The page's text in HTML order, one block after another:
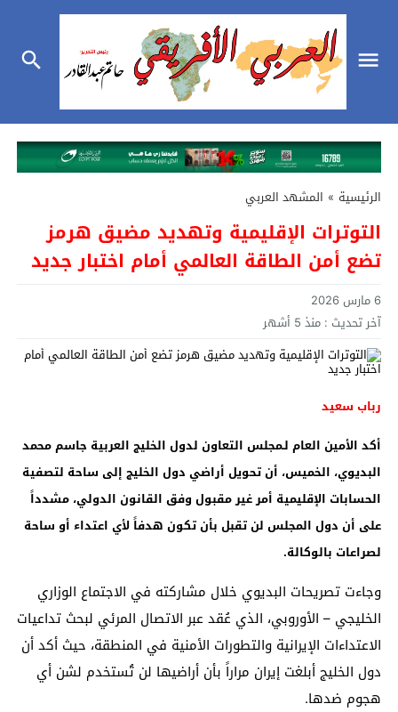
الرئيسية » المشهد العربي
التوترات الإقليمية وتهديد مضيق هرمز
تضع أمن الطاقة العالمي أمام اختبار جديد
6 مارس 2026
آخر تحديث : منذ 5 أشهر
رباب سعيد
أكد الأمين العام لـمجلس التعاون لدول الخليج العربية جاسم محمد
البديوي، الخميس، أن تحويل أراضي دول الخليج إلى ساحة لتصفية
الحسابات الإقليمية أمر غير مقبول وفق القانون الدولي، مشدداً
على أن دول المجلس لن تقبل بأن تكون هدفاً لأي اعتداء أو ساحة
لصراعات بالوكالة.
وجاءت تصريحات البديوي خلال مشاركته في الاجتماع الوزاري
الخليجي – الأوروبي، الذي عُقد عبر الاتصال المرئي لبحث تداعيات
الاعتداءات الإيرانية والتطورات الأمنية في المنطقة، حيث أكد أن
دول الخليج أبلغت إيران مراراً بأن أراضيها لن تُستخدم لشن أي
هجوم ضدها.